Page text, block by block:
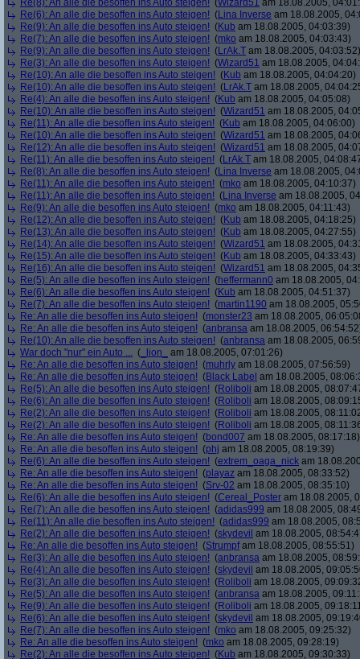
Re(8): An alle die besoffen ins Auto steigen! (Wizard51 am 18.08.2005,
Re(6): An alle die besoffen ins Auto steigen! (Lina Inverse am 18.08.2005,
Re(9): An alle die besoffen ins Auto steigen! (Kub am 18.08.2005, 04:03:39)
Re(7): An alle die besoffen ins Auto steigen! (mko am 18.08.2005, 04:03:43)
Re(9): An alle die besoffen ins Auto steigen! (LrAk.T am 18.08.2005, 04:03:52)
Re(3): An alle die besoffen ins Auto steigen! (Wizard51 am 18.08.2005,
Re(10): An alle die besoffen ins Auto steigen! (Kub am 18.08.2005, 04:04:20)
Re(10): An alle die besoffen ins Auto steigen! (LrAk.T am 18.08.2005,
Re(4): An alle die besoffen ins Auto steigen! (Kub am 18.08.2005, 04:05:08)
Re(10): An alle die besoffen ins Auto steigen! (Wizard51 am 18.08.2005,
Re(11): An alle die besoffen ins Auto steigen! (Kub am 18.08.2005, 04:06:00)
Re(10): An alle die besoffen ins Auto steigen! (Wizard51 am 18.08.2005,
Re(12): An alle die besoffen ins Auto steigen! (Wizard51 am 18.08.2005,
Re(11): An alle die besoffen ins Auto steigen! (LrAk.T am 18.08.2005,
Re(8): An alle die besoffen ins Auto steigen! (Lina Inverse am 18.08.2005,
Re(11): An alle die besoffen ins Auto steigen! (mko am 18.08.2005, 04:10:37)
Re(11): An alle die besoffen ins Auto steigen! (Lina Inverse am 18.08.2005,
Re(9): An alle die besoffen ins Auto steigen! (mko am 18.08.2005, 04:11:43)
Re(12): An alle die besoffen ins Auto steigen! (Kub am 18.08.2005, 04:18:25)
Re(13): An alle die besoffen ins Auto steigen! (Kub am 18.08.2005, 04:27:55)
Re(14): An alle die besoffen ins Auto steigen! (Wizard51 am 18.08.2005,
Re(15): An alle die besoffen ins Auto steigen! (Kub am 18.08.2005, 04:33:43)
Re(16): An alle die besoffen ins Auto steigen! (Wizard51 am 18.08.2005,
Re(5): An alle die besoffen ins Auto steigen! (heffermann0 am 18.08.2005,
Re(6): An alle die besoffen ins Auto steigen! (Kub am 18.08.2005, 04:51:37)
Re(7): An alle die besoffen ins Auto steigen! (martin1190 am 18.08.2005,
Re: An alle die besoffen ins Auto steigen! (monster23 am 18.08.2005,
Re: An alle die besoffen ins Auto steigen! (anbransa am 18.08.2005,
Re(10): An alle die besoffen ins Auto steigen! (anbransa am 18.08.2005,
War doch "nur" ein Auto ... ( _lion_
am 18.08.2005, 07:01:26)
Re: An alle die besoffen ins Auto steigen! (muhrly am 18.08.2005, 07:56:59)
Re: An alle die besoffen ins Auto steigen! (Black Label am 18.08.2005,
Re(5): An alle die besoffen ins Auto steigen! (Roliboli am 18.08.2005,
Re(6): An alle die besoffen ins Auto steigen! (Roliboli am 18.08.2005,
Re(2): An alle die besoffen ins Auto steigen! (Roliboli am 18.08.2005,
Re(2): An alle die besoffen ins Auto steigen! (Roliboli am 18.08.2005,
Re: An alle die besoffen ins Auto steigen! (bond007 am 18.08.2005, 08:17:18)
Re: An alle die besoffen ins Auto steigen! (phj am 18.08.2005, 08:19:39)
Re(6): An alle die besoffen ins Auto steigen! (extrem_oaga_nick am
Re: An alle die besoffen ins Auto steigen! (playaz am 18.08.2005, 08:33:52)
Re: An alle die besoffen ins Auto steigen! (Srv-02 am 18.08.2005, 08:35:10)
Re(6): An alle die besoffen ins Auto steigen! (Cereal_Poster am 18.08.2005,
Re(7): An alle die besoffen ins Auto steigen! (adidas999 am 18.08.2005,
Re(11): An alle die besoffen ins Auto steigen! (adidas999 am 18.08.2005,
Re(2): An alle die besoffen ins Auto steigen! (skydevil am 18.08.2005,
Re: An alle die besoffen ins Auto steigen! (Strumpfam 18.08.2005, 08:55:51)
Re(3): An alle die besoffen ins Auto steigen! (anbransa am 18.08.2005,
Re(4): An alle die besoffen ins Auto steigen! (skydevil am 18.08.2005,
Re(3): An alle die besoffen ins Auto steigen! (Roliboli am 18.08.2005,
Re(5): An alle die besoffen ins Auto steigen! (anbransa am 18.08.2005,
Re(9): An alle die besoffen ins Auto steigen! (Roliboli am 18.08.2005,
Re(6): An alle die besoffen ins Auto steigen! (skydevil am 18.08.2005,
Re(7): An alle die besoffen ins Auto steigen! (mko am 18.08.2005, 09:25:32)
Re: An alle die besoffen ins Auto steigen! (mko am 18.08.2005, 09:28:19)
Re(2): An alle die besoffen ins Auto steigen! (Kub am 18.08.2005, 09:30:33)